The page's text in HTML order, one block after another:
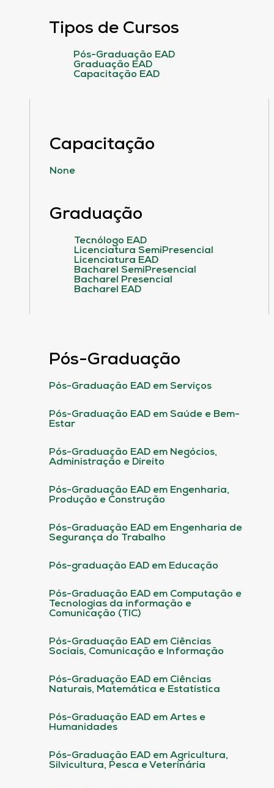
Tipos de Cursos
Pós-Graduação EAD
Graduação EAD
Capacitação EAD
Capacitação
None
Graduação
Tecnólogo EAD
Licenciatura SemiPresencial
Licenciatura EAD
Bacharel SemiPresencial
Bacharel Presencial
Bacharel EAD
Pós-Graduação
Pós-Graduação EAD em Serviços
Pós-Graduação EAD em Saúde e Bem-
Estar
Pós-Graduação EAD em Negócios,
Administração e Direito
Pós-Graduação EAD em Engenharia,
Produção e Construção
Pós-Graduação EAD em Engenharia de
Segurança do Trabalho
Pós-graduação EAD em Educação
Pós-Graduação EAD em Computação e
Tecnologias da informação e
Comunicação (TIC)
Pós-Graduação EAD em Ciências
Sociais, Comunicação e Informação
Pós-Graduação EAD em Ciências
Naturais, Matemática e Estatística
Pós-Graduação EAD em Artes e
Humanidades
Pós-Graduação EAD em Agricultura,
Silvicultura, Pesca e Veterinária